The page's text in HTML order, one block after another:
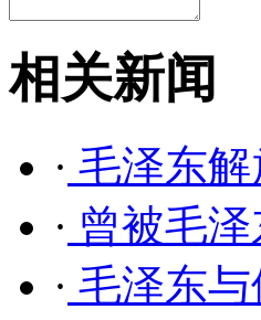
相关新闻
· 毛泽东
· 曾被毛
· 毛泽东